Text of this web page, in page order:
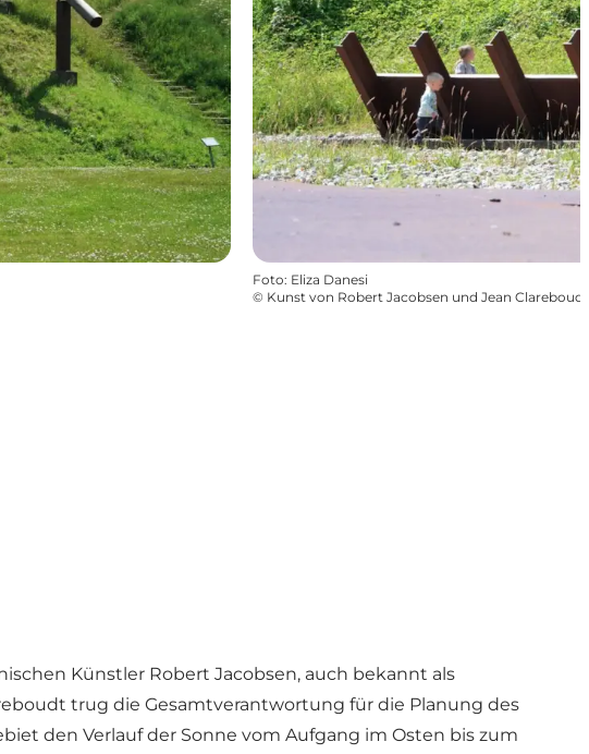
Foto: Eliza Danesi
© Kunst von Robert Jacobsen und Jean
Künstler Robert Jacobsen, auch bekannt als
trug die Gesamtverantwortung für die Planung des
den Verlauf der Sonne vom Aufgang im Osten bis zum